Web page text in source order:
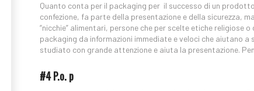
Quanto conta per il packaging per il successo di un
confezione, fa parte della presentazione e della sicurezza,
“nicchie” alimentari, persone che per scelte etiche religiose
packaging da informazioni immediate e veloci che aiutano
studiato con grande attenzione e aiuta la presentazione.
#4 P.o. p